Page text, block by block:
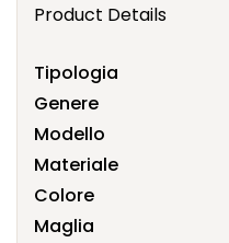
Product Details
Tipologia
Genere
Modello
Materiale
Colore
Maglia